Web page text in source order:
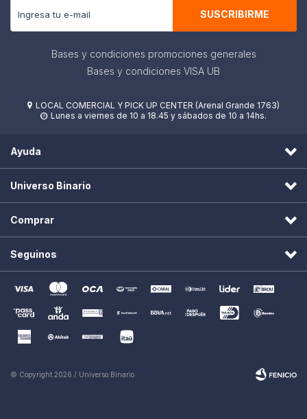
SUSCRIBIRME
Bases y condiciones promociones generales
Bases y condiciones VISA UB
 LOCAL COMERCIAL Y PICK UP CENTER (Arenal Grande 1763)
 Lunes a viernes de 10 a 18.45 y sábados de 10 a 14hs.
Ayuda
Universo Binario
Comprar
Seguinos
© Copyright 2026 / Universo Binario